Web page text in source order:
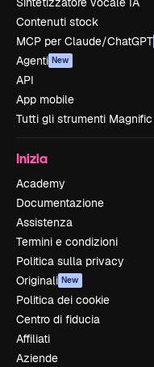
Contenuti stock
MCP per Claude/ChatGPT
Agenti New
API
App mobile
Tutti gli strumenti Magnific
Inizia
Academy
Documentazione
Assistenza
Termini e condizioni
Politica sulla privacy
Originali New
Politica dei cookie
Centro di fiducia
Affiliati
Aziende